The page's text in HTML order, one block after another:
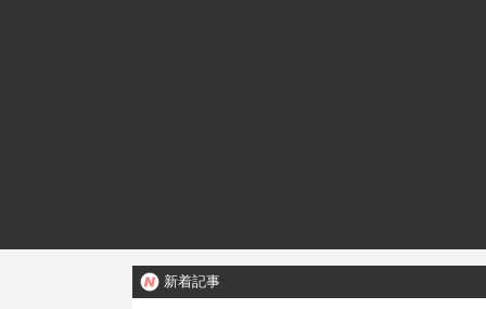
新着記事